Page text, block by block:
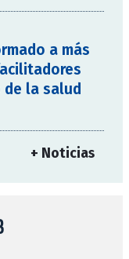
a más
la salud
+ Noticias